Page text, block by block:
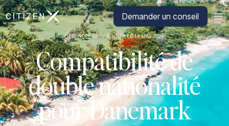
Aller à la page d'accueil de CitizenXDemander un conseil
DERNIÈRE MISE À JOUR LE 19 MAI 2026
Compatibilité de
double nationalité
pour Danemark